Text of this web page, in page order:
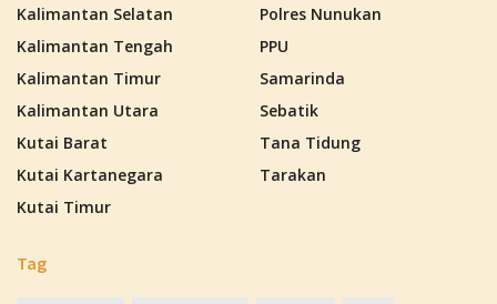
Kalimantan Selatan
Kalimantan Tengah
Kalimantan Timur
Kalimantan Utara
Kutai Barat
Kutai Kartanegara
Kutai Timur
Polres Nunukan
PPU
Samarinda
Sebatik
Tana Tidung
Tarakan
Tag